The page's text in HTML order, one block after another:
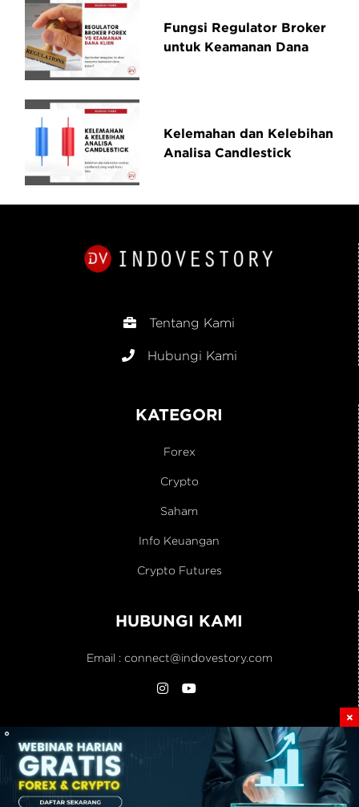
Fungsi Regulator Broker
untuk Keamanan Dana
Kelemahan dan Kelebihan
Analisa Candlestick
Tentang Kami
Hubungi Kami
KATEGORI
Forex
Crypto
Saham
Info Keuangan
Crypto Futures
HUBUNGI KAMI
Email : connect@indovestory.com
Home Artikel Kontak Blog